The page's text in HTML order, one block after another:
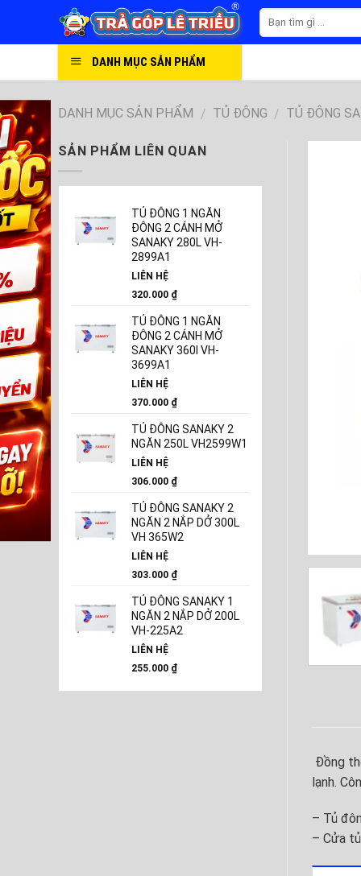
DANH MỤC SẢN PHẨM
DANH MỤC SẢN PHẨM / TỦ ĐÔNG / TỦ ĐÔNG
Đồng
lạnh.
– Tủ
– Cửa
SẢN PHẨM LIÊN QUAN
TỦ ĐÔNG 1 NGĂN
ĐÔNG 2 CÁNH MỞ
SANAKY 280L VH-
2899A1
LIÊN HỆ
320.000 ₫
TỦ ĐÔNG 1 NGĂN
ĐÔNG 2 CÁNH MỞ
SANAKY 360l VH-
3699A1
LIÊN HỆ
370.000 ₫
TỦ ĐÔNG SANAKY 2
NGĂN 250L VH2599W1
LIÊN HỆ
306.000 ₫
TỦ ĐÔNG SANAKY 2
NGĂN 2 NẮP DỞ 300L
VH 365W2
LIÊN HỆ
303.000 ₫
TỦ ĐÔNG SANAKY 1
NGĂN 2 NẮP DỞ 200L
VH-225A2
LIÊN HỆ
255.000 ₫